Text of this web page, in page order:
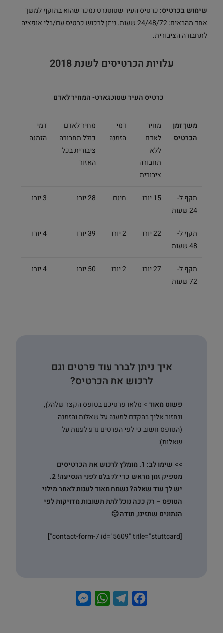
שימוש בכרטיס: כרטיס העיר שטוטגרט נמכר שהוא בתוקף למשך
אחד מהבאים: 24/48/72 שעות. ניתן לרכוש כרטיס עם/בלי אופציה
לתחבורה הציבורית.
עלויות הכרטיסים לשנת 2018
כרטיס העיר שטוטגארט- המחיר לאדם
משך זמן
הכרטיס
מחיר
לאדם
ללא
תחבורה
ציבורית
דמי
הזמנה
מחיר לאדם
כולל תחבורה
ציבורית בכל
האזור
דמי
הזמנה
תקף ל-
24 שעות
15 יורו חינם 28 יורו 3 יורו
תקף ל-
48 שעות
22 יורו 2 יורו 39 יורו 4 יורו
תקף ל-
72 שעות
27 יורו 2 יורו 50 יורו 4 יורו
איך ניתן לברר עוד פרטים וגם
לרכוש את הכרטיס?
פשוט מאוד> מלאו פרטיכם בטופס הקצר שלהלן,
ונחזור אליך בהקדם למענה על שאלות והזמנה
(הטופס חשוב כי לפי הפרטים נדע לענות על
שאלות):
>> שימו לב: 1. מומלץ לרכוש את הכרטיסים
מספיק זמן מראש כדי לקבלם לפני הנסיעה! 2.
יש לך עוד שאלה? נשמח מאוד לענות לאחר מילוי
הטופס – רק ככה נוכל לתת תשובות מדויקות לפי
הנתונים שתזינו, תודה 🙂
[contact-form-7 id="5609" title="stuttcard"]
W